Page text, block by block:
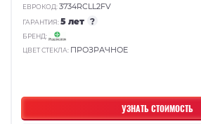
УЗНАТЬ СТОИМОСТЬ
ЕВРОКОД:3734RCLL2FV
ГАРАНТИЯ:5 лет ?
БРЕНД:
ЦВЕТ СТЕКЛА: ПРОЗРАЧНОЕ